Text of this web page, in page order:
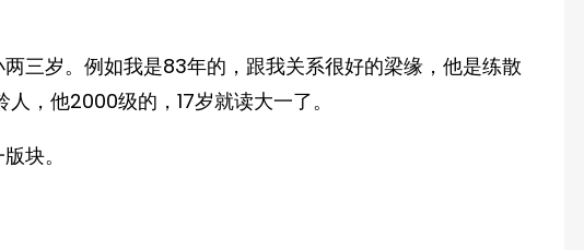
三岁。例如我是83年的，跟我关系很好的梁缘，他是练散
，他2000级的，17岁就读大一了。
块。